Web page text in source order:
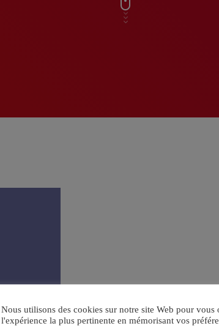
Nous utilisons des cookies sur notre site Web pour vous
l'expérience la plus pertinente en mémorisant vos